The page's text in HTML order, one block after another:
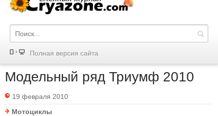
Полная версия сайта
Модельный ряд Триумф 2010
19 февраля 2010
Мотоциклы